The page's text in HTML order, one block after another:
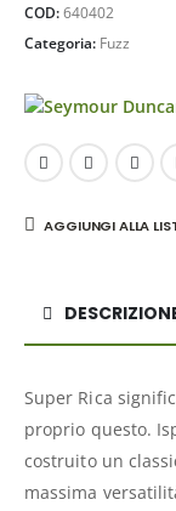
COD:640402
Categoria: Fuzz
AGGIUNGI ALLA
Super Rica
proprio questo.
costruito un
massima